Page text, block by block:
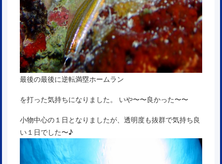
最後の最後に逆転満塁ホームラン
を打った気持ちになりました。 いや〜〜良かった〜〜
小物中心の１日となりましたが、透明度も抜群で気持ち良
い１日でした〜♪